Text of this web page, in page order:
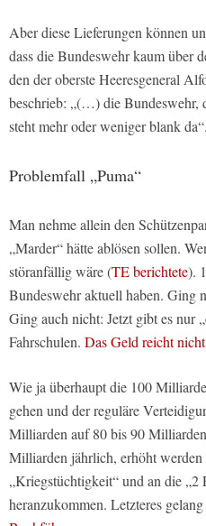
Aber diese Lieferungen können
dass die Bundeswehr kaum über
den der oberste Heeresgeneral
beschrieb: „(…) die Bundeswehr,
steht mehr oder weniger blank da“.
Problemfall „Puma“
Man nehme allein den
„Marder“ hätte ablösen sollen.
störanfällig wäre (TE berichtete).
Bundeswehr aktuell haben. Ging
Ging auch nicht: Jetzt gibt es nur
Fahrschulen. Das Geld reicht
Wie ja überhaupt die 100
gehen und der reguläre
Milliarden auf 80 bis 90
Milliarden jährlich, erhöht werden
„Kriegstüchtigkeit“ und an die
heranzukommen. Letzteres